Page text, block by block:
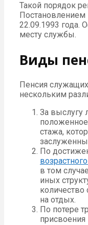
Такой порядок
22.09.1993 года.
месту службы.
Виды
Пенсия
нескольким
За выслугу
стажа,
По
в том
иных
на отдых.
По потере
присвоения